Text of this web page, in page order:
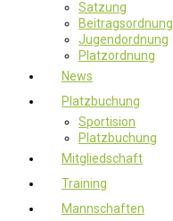
Satzung
Beitragsordnung
Jugendordnung
Platzordnung
News
Platzbuchung
Sportision
Platzbuchung
Mitgliedschaft
Training
Mannschaften